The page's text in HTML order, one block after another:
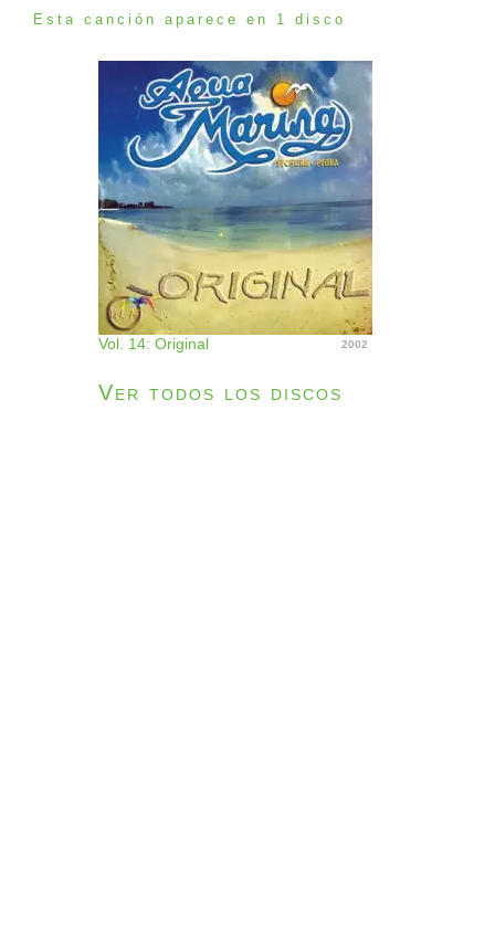
Esta canción aparece en 1 disco
Vol. 14: Original 2002
Ver todos los discos